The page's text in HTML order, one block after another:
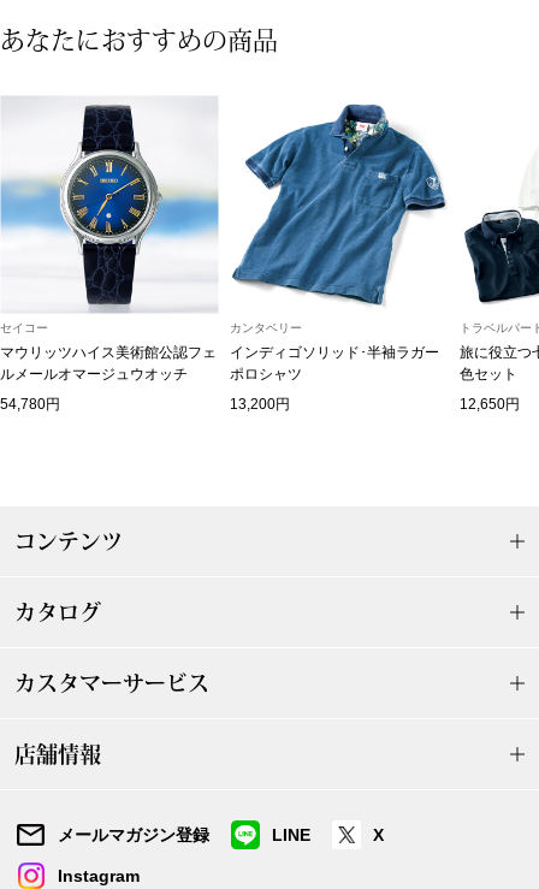
パンツ／スラ
ワイド･ガウチ
レギンス／ス
ショート･クロ
アンダーウェア
あなたにおすすめの商品
セイコー
マウリッツハイス美術館公認フェ
ルメールオマージュウオッチ
54,780円
カンタベリー
インディゴソリッド･半袖ラガー
ポロシャツ
13,200円
トラベルパー
旅に役立つ
色セット
12,650円
コンテンツ
カタログ
カスタマーサービス
店舗情報
メールマガジン登録 LINE X
Instagram